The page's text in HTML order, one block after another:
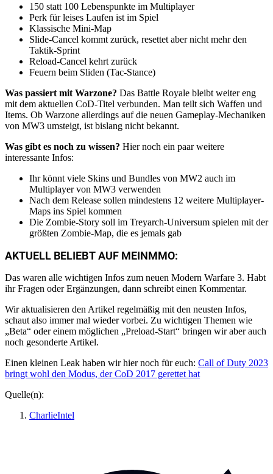
150 statt 100 Lebenspunkte im Multiplayer
Perk für leises Laufen ist im Spiel
Klassische Mini-Map
Slide-Cancel kommt zurück, resettet aber nicht mehr den
Taktik-Sprint
Reload-Cancel kehrt zurück
Feuern beim Sliden (Tac-Stance)
Was passiert mit Warzone? Das Battle Royale bleibt weiter eng
mit dem aktuellen CoD-Titel verbunden. Man teilt sich Waffen und
Items. Ob Warzone allerdings auf die neuen Gameplay-Mechaniken
von MW3 umsteigt, ist bislang nicht bekannt.
Was gibt es noch zu wissen? Hier noch ein paar weitere
interessante Infos:
Ihr könnt viele Skins und Bundles von MW2 auch im
Multiplayer von MW3 verwenden
Nach dem Release sollen mindestens 12 weitere Multiplayer-
Maps ins Spiel kommen
Die Zombie-Story soll im Treyarch-Universum spielen mit der
größten Zombie-Map, die es jemals gab
AKTUELL BELIEBT AUF MEINMMO:
Früher arbeitete sie im Supermarkt, heute
kümmert sie sich um eins der erfolgreichsten
von Linda Baumgartl
Das waren alle wichtigen Infos zum neuen Modern Warfare 3. Habt
ihr Fragen oder Ergänzungen, dann schreibt einen Kommentar.
Wir aktualisieren den Artikel regelmäßig mit den neusten Infos,
schaut also immer mal wieder vorbei. Zu wichtigen Themen wie
„Beta“ oder einem möglichen „Preload-Start“ bringen wir aber auch
noch gesonderte Artikel.
Einen kleinen Leak haben wir hier noch für euch: Call of Duty 2023
bringt wohl den Modus, der CoD 2017 gerettet hat
Quelle(n):
CharlieIntel